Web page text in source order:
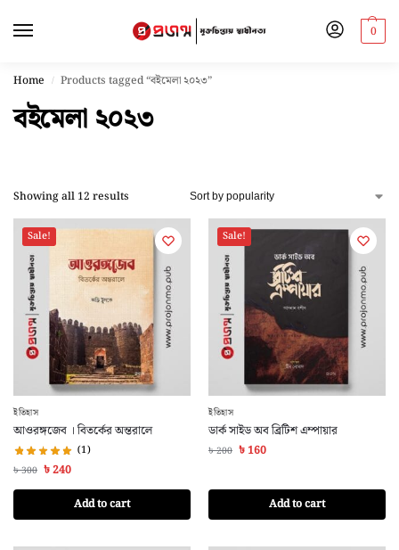
0
Home / Products tagged “বইমেলা ২০২৩”
বইমেলা ২০২৩
Showing all 12 results
Sale!
ইতিহাস
আওরঙ্গজেব । বিতর্কের অন্তরালে
(1)
৳300 ৳240
Add to cart
Sale!
ইতিহাস
ডার্ক সাইড অব ব্রিটিশ এম্পায়ার
৳200 ৳160
Add to cart